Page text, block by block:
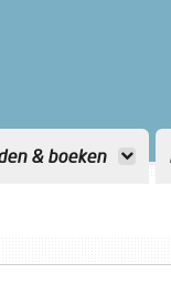
& boeken